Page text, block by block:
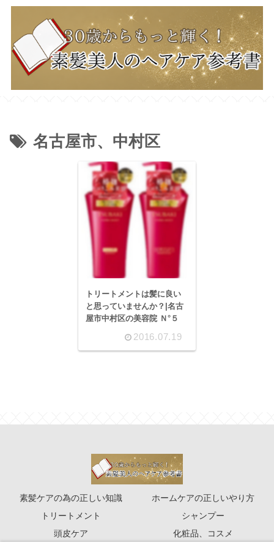
名古屋市、中村区
トリートメントは髪に良い
と思っていませんか？|名古
屋市中村区の美容院 Ｎ°５
2016.07.19
素髪ケアの為の正しい知識
ホームケアの正しいやり方
トリートメント
シャンプー
頭皮ケア
化粧品、コスメ